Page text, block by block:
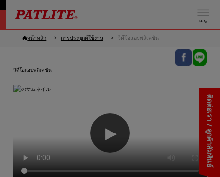
เมนู
ติดต่อเรา / ลูกค้าสัมพันธ์
หน้าหลัก การประยุกต์ใช้งาน วิดีโอแอปพลิเคชัน
วิดีโอแอปพลิเคชัน
▶